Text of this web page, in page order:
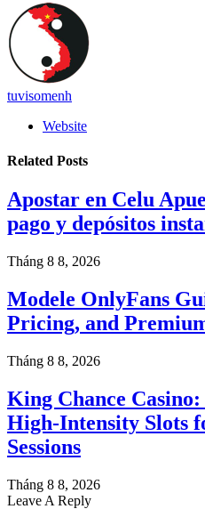
tuvisomenh
Website
Related Posts
Apostar en Celu
pago y depósitos
Tháng 8 8, 2026
Modele OnlyFans
Pricing, and
Tháng 8 8, 2026
King Chance
High-Intensity Slots
Sessions
Tháng 8 8, 2026
Leave A Reply